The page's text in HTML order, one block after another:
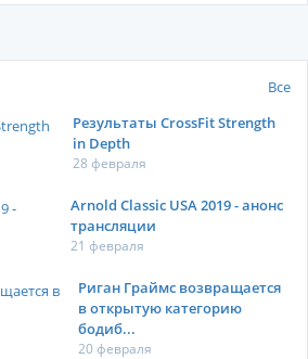
Все
Результаты CrossFit Strength
in Depth
28 февраля
Arnold Classic USA 2019 - анонс
трансляции
21 февраля
Риган Граймс возвращается
в открытую категорию
бодиб...
20 февраля